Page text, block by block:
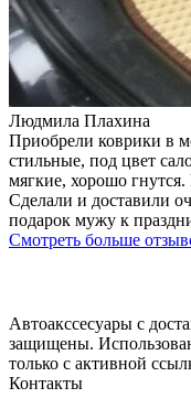
Людмила Плахина
Приобрели коврики в
стильные, под цвет
мягкие, хорошо гнутся.
Сделали и доставили
подарок мужу к
Смотреть больше
Автоакссесуары с
защищены.
только с активной
Контакты